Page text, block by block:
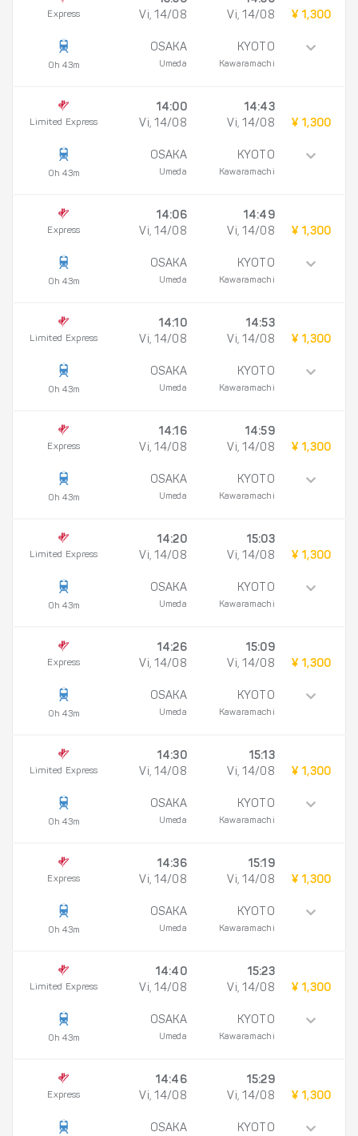
Express
0h 43m
Vi, 14/08
OSAKA
Umeda
Vi, 14/08
KYOTO
Kawaramachi
¥ 1,300
Limited Express
0h 43m
14:00
Vi, 14/08
OSAKA
Umeda
14:43
Vi, 14/08
KYOTO
Kawaramachi
¥ 1,300
Express
0h 43m
14:06
Vi, 14/08
OSAKA
Umeda
14:49
Vi, 14/08
KYOTO
Kawaramachi
¥ 1,300
Limited Express
0h 43m
14:10
Vi, 14/08
OSAKA
Umeda
14:53
Vi, 14/08
KYOTO
Kawaramachi
¥ 1,300
Express
0h 43m
14:16
Vi, 14/08
OSAKA
Umeda
14:59
Vi, 14/08
KYOTO
Kawaramachi
¥ 1,300
Limited Express
0h 43m
14:20
Vi, 14/08
OSAKA
Umeda
15:03
Vi, 14/08
KYOTO
Kawaramachi
¥ 1,300
Express
0h 43m
14:26
Vi, 14/08
OSAKA
Umeda
15:09
Vi, 14/08
KYOTO
Kawaramachi
¥ 1,300
Limited Express
0h 43m
14:30
Vi, 14/08
OSAKA
Umeda
15:13
Vi, 14/08
KYOTO
Kawaramachi
¥ 1,300
Express
0h 43m
14:36
Vi, 14/08
OSAKA
Umeda
15:19
Vi, 14/08
KYOTO
Kawaramachi
¥ 1,300
Limited Express
0h 43m
14:40
Vi, 14/08
OSAKA
Umeda
15:23
Vi, 14/08
KYOTO
Kawaramachi
¥ 1,300
Express
14:46
Vi, 14/08
OSAKA
15:29
Vi, 14/08
KYOTO
¥ 1,300